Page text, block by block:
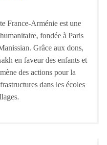
France-Arménie est une
fondée à Paris
Grâce aux dons,
en faveur des enfants et
des actions pour la
dans les écoles